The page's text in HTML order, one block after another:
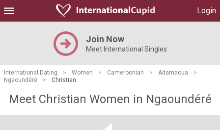
Login
Join Now
Meet International Singles
International Dating > Women > Cameroonian > Adamaoua
>
Ngaoundéré
> Christian
Meet Christian Women in Ngaoundéré